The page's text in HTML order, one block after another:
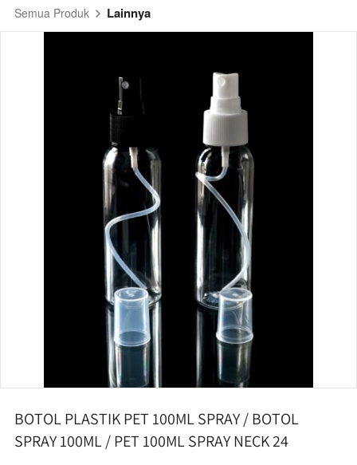
Semua Produk Lainnya
BOTOL PLASTIK PET 100ML SPRAY / BOTOL
SPRAY 100ML / PET 100ML SPRAY NECK 24